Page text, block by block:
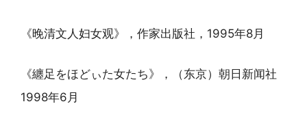
《晚清文人妇女观》，作家出版社，1995年8月
《纏足をほどぃた女たち》，（东京）朝日新闻社
1998年6月